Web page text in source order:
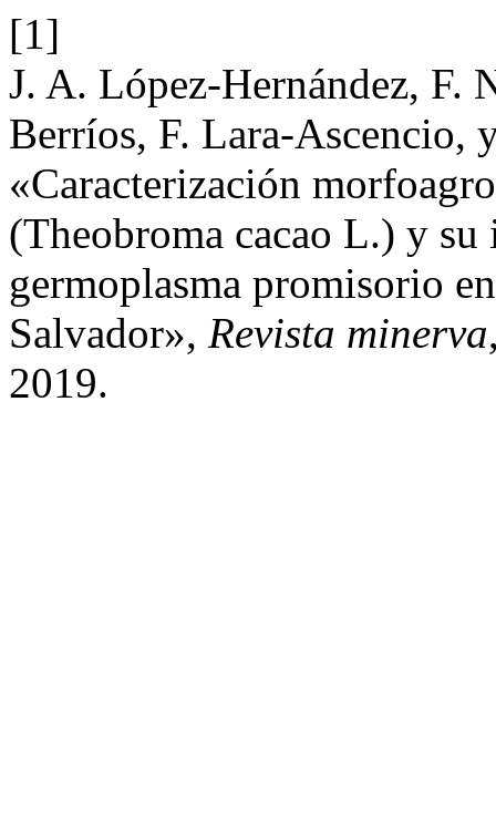
[1]
J. A. López-Hernández, F.
Berríos, F. Lara-Ascencio,
«Caracterización
(Theobroma cacao L.) y
germoplasma promisorio
Salvador», Revista minerva
2019.